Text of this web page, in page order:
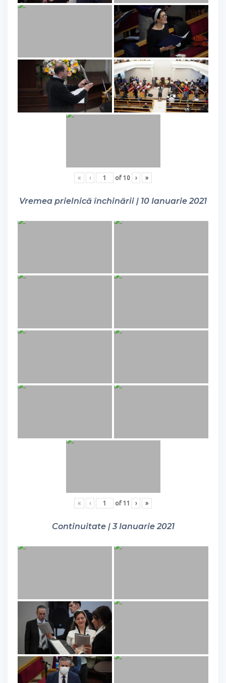
« ‹ of 10 › »
Vremea prielnică închinării | 10 Ianuarie 2021
« ‹ of 11 › »
Continuitate | 3 Ianuarie 2021